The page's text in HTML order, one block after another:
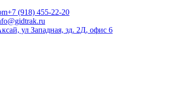
+7 (918) 455-22-20
ул Западная, зд. 2Д, офис 6